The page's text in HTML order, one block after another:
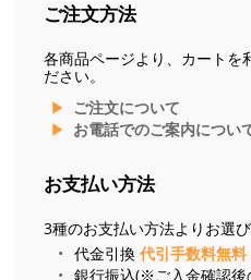
ご注文方法
各商品ページより、カートを
ださい。
ご注文について
お電話でのご案内につい
お支払い方法
3種のお支払い方法よりお選び
代金引換 代引手数料無料
銀行振込(※ご入金確認後